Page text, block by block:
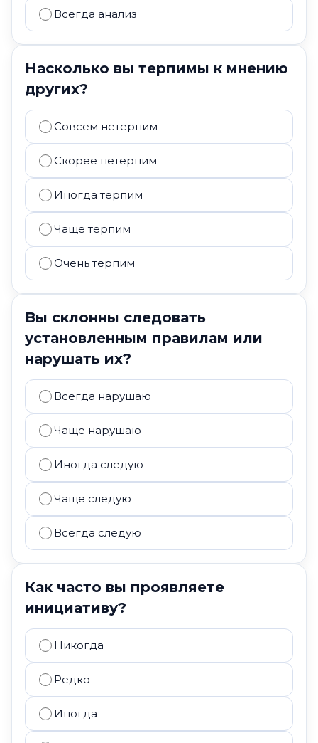
Всегда анализ
Насколько вы терпимы к мнению
других?
Совсем нетерпим
Скорее нетерпим
Иногда терпим
Чаще терпим
Очень терпим
Вы склонны следовать
установленным правилам или
нарушать их?
Всегда нарушаю
Чаще нарушаю
Иногда следую
Чаще следую
Всегда следую
Как часто вы проявляете
инициативу?
Никогда
Редко
Иногда